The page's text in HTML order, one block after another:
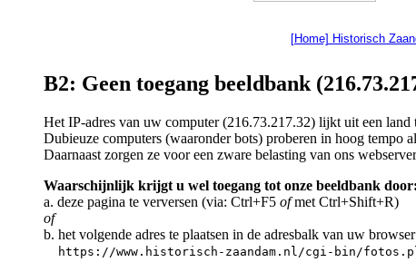
[Home] Historisch
B2: Geen toegang beeldbank
Het IP-adres van uw computer (216.73.217.32) lijkt uit een
Dubieuze computers (waaronder bots) proberen in hoog tempo
Daarnaast zorgen ze voor een zware belasting van ons
Waarschijnlijk krijgt u wel toegang tot onze beeldbank door:
a. deze pagina te verversen (via: Ctrl+F5 ofmet Ctrl+Shift+R)
of
b. het volgende adres te plaatsen in de adresbalk van uw
https://www.historisch-zaandam.nl/cgi-bin/